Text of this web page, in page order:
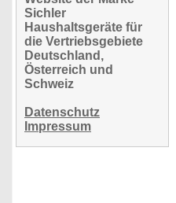
Sichler
Haushaltsgeräte für
die Vertriebsgebiete
Deutschland,
Österreich und
Schweiz
Datenschutz
Impressum